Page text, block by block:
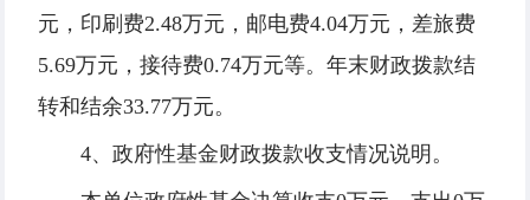
元，印刷费2.48万元，邮电费4.04万元，差旅费
5.69万元，接待费0.74万元等。年末财政拨款结
转和结余33.77万元。
4、政府性基金财政拨款收支情况说明。